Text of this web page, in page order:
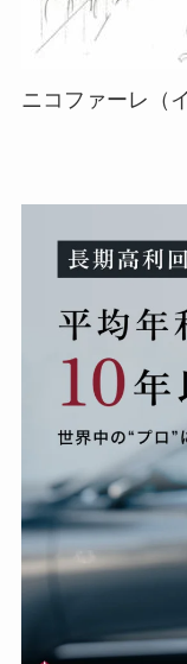
ニコファーレ（